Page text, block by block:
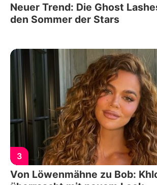
Neuer Trend: Die Ghost
den Sommer der Stars
3
Von Löwenmähne zu Bob: